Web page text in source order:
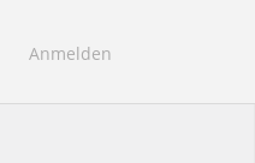
Anmelden